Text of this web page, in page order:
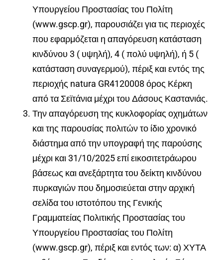
Υπουργείου Προστασίας του Πολίτη
(www.gscp.gr), παρουσιάζει για τις περιοχές
που εφαρμόζεται η απαγόρευση κατάσταση
κινδύνου 3 ( υψηλή), 4 ( πολύ υψηλή), ή 5 (
κατάσταση συναγερμού), πέριξ και εντός της
περιοχής natura GR4120008 όρος Κέρκη
από τα Σεϊτάνια μέχρι του Δάσους Καστανιάς.
Την απαγόρευση της κυκλοφορίας οχημάτων
και της παρουσίας πολιτών το ίδιο χρονικό
διάστημα από την υπογραφή της παρούσης
μέχρι και 31/10/2025 επί εικοσιτετράωρου
βάσεως και ανεξάρτητα του δείκτη κινδύνου
πυρκαγιών που δημοσιεύεται στην αρχική
σελίδα του ιστοτόπου της Γενικής
Γραμματείας Πολιτικής Προστασίας του
Υπουργείου Προστασίας του Πολίτη
(www.gscp.gr), πέριξ και εντός των: α) ΧΥΤΑ